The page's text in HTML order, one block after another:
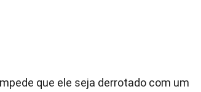
que ele seja derrotado com um